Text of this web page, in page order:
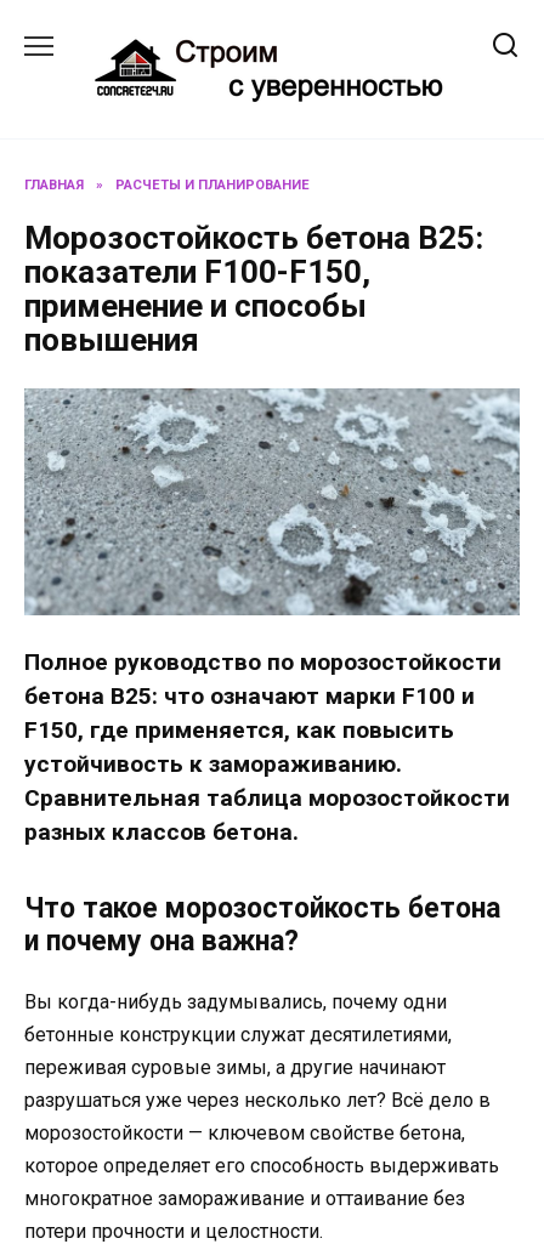
содержанию
ГЛАВНАЯ » РАСЧЕТЫ И ПЛАНИРОВАНИЕ
Морозостойкость бетона В25:
показатели F100-F150,
применение и способы
повышения
Полное руководство по морозостойкости
бетона В25: что означают марки F100 и
F150, где применяется, как повысить
устойчивость к замораживанию.
Сравнительная таблица морозостойкости
разных классов бетона.
Что такое морозостойкость бетона
и почему она важна?
Вы когда-нибудь задумывались, почему одни
бетонные конструкции служат десятилетиями,
переживая суровые зимы, а другие начинают
разрушаться уже через несколько лет? Всё дело в
морозостойкости — ключевом свойстве бетона,
которое определяет его способность выдерживать
многократное замораживание и оттаивание без
потери прочности и целостности.